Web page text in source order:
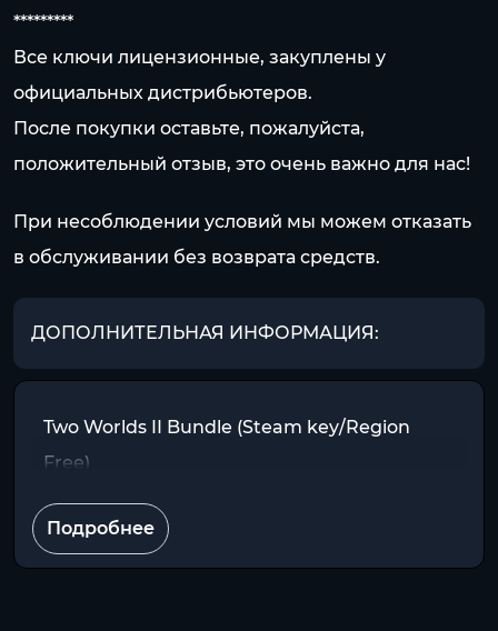
*********
Все ключи лицензионные, закуплены у
официальных дистрибьютеров.
После покупки оставьте, пожалуйста,
положительный отзыв, это очень важно для нас!
При несоблюдении условий мы можем отказать
в обслуживании без возврата средств.
ДОПОЛНИТЕЛЬНАЯ ИНФОРМАЦИЯ:
Two Worlds II Bundle (Steam key/Region
Free)
Подробнее